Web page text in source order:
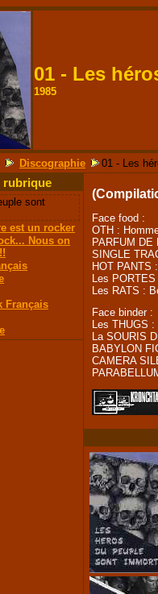
01 - Les
1985
Discographie 01 - Les
rubrique
sont
est un rocker
Nous on
Français
Face food :
OTH :
PARFUM DE
SINGLE
HOT PANTS
Les
Les RATS :
Face binder :
Les THUGS
La SOURIS
BABYLON
CAMERA